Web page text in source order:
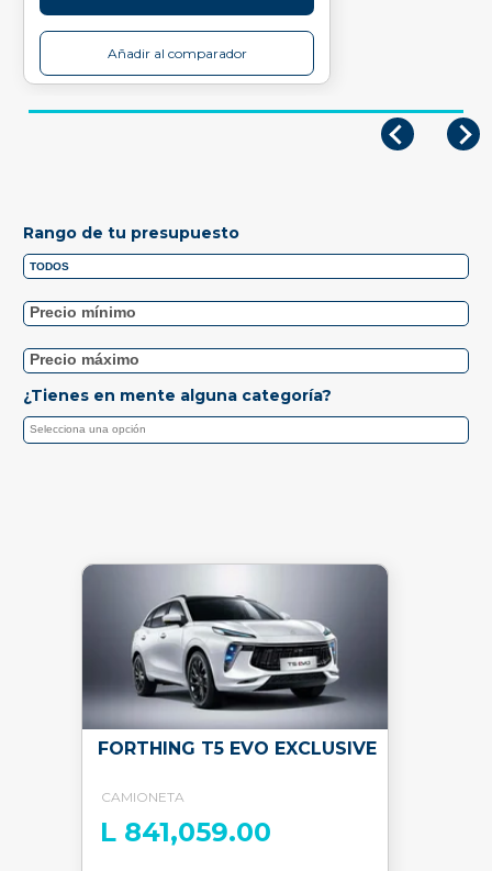
Añadir al comparador
Rango de tu presupuesto
¿Tienes en mente alguna categoría?
FORTHING T5 EVO EXCLUSIVE
CAMIONETA
L 841,059.00